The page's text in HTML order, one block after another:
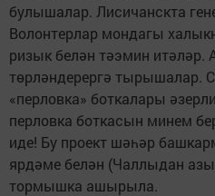
булышалар. Лисичанскта
Волонтерлар мондагы
ризык белән тәэмин итәләр.
төрләндерергә тырышалар.
«перловка» боткалары
перловка боткасын минем
иде! Бу проект шәһәр
ярдәме белән (Чаллыдан
тормышка ашырыла.